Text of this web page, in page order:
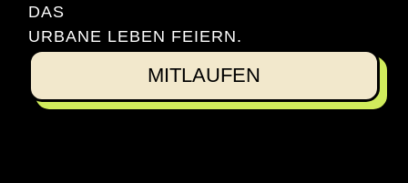
DAS
URBANE LEBEN FEIERN.
MITLAUFEN